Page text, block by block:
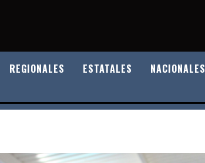
REGIONALES ESTATALES NACIONALES